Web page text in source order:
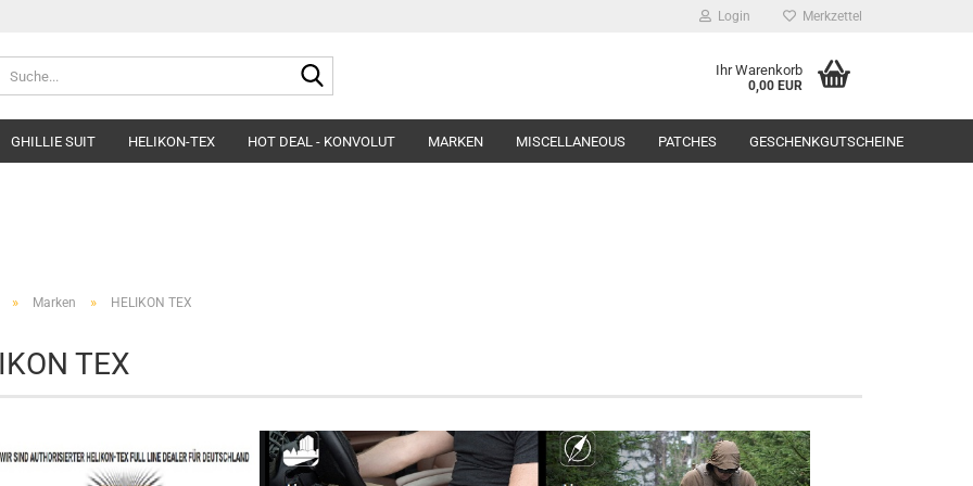
Login Merkzettel
Ihr Warenkorb
0,00 EUR
GHILLIE SUIT HELIKON-TEX
Ponchos
Underwear
Womens´Line
HOT DEAL - KONVOLUT MARKEN MISCELLANEOUS PATCHES GESCHENKGUTSCHEINE
» Marken » HELIKON TEX
TEX